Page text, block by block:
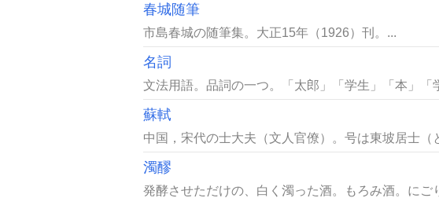
春城随筆
市島春城の随筆集。大正15年（1926）刊。...
名詞
文法用語。品詞の一つ。「太郎」「学生」「本」
蘇軾
中国，宋代の士大夫（文人官僚）。号は東坡居士
濁醪
発酵させただけの、白く濁った酒。もろみ酒。に